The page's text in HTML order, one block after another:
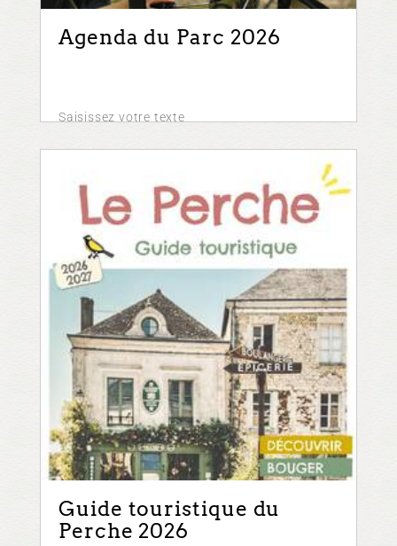
Agenda du Parc 2026
Saisissez votre texte
Guide touristique du
Perche 2026